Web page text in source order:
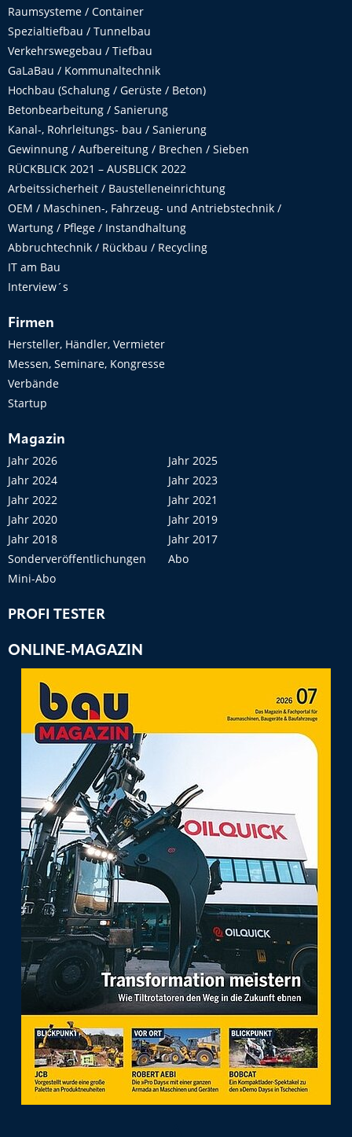
Raumsysteme / Container
Spezialtiefbau / Tunnelbau
Verkehrswegebau / Tiefbau
GaLaBau / Kommunaltechnik
Hochbau (Schalung / Gerüste / Beton)
Betonbearbeitung / Sanierung
Kanal-, Rohrleitungs- bau / Sanierung
Gewinnung / Aufbereitung / Brechen / Sieben
RÜCKBLICK 2021 – AUSBLICK 2022
Arbeitssicherheit / Baustelleneinrichtung
OEM / Maschinen-, Fahrzeug- und Antriebstechnik /
Wartung / Pflege / Instandhaltung
Abbruchtechnik / Rückbau / Recycling
IT am Bau
Interview´s
Firmen
Hersteller, Händler, Vermieter
Messen, Seminare, Kongresse
Verbände
Startup
Magazin
Jahr 2026
Jahr 2025
Jahr 2024
Jahr 2023
Jahr 2022
Jahr 2021
Jahr 2020
Jahr 2019
Jahr 2018
Jahr 2017
Sonderveröffentlichungen
Abo
Mini-Abo
PROFI TESTER
ONLINE-MAGAZIN